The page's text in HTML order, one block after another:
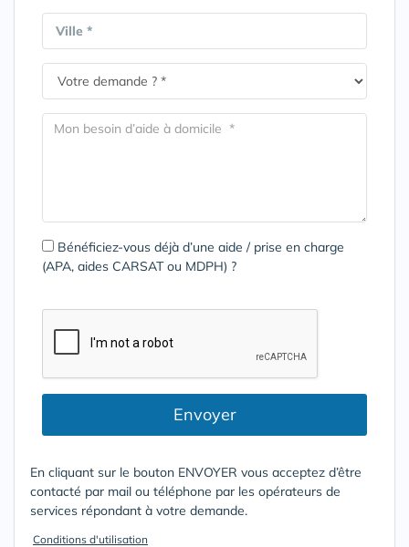
Ville *
Bénéficiez-vous déjà d’une aide / prise en charge
(APA, aides CARSAT ou MDPH) ?
Envoyer
En cliquant sur le bouton ENVOYER vous acceptez d’être
contacté par mail ou téléphone par les opérateurs de
services répondant à votre demande.
Conditions d'utilisation